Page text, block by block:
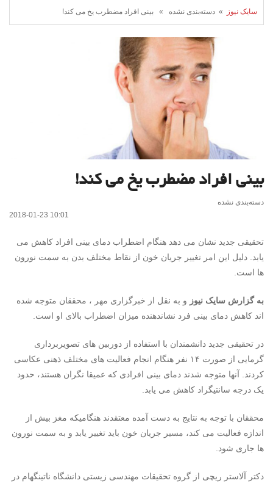
سایک نیوز » دسته‌بندی نشده » بینی افراد مضطرب یخ می کند!
بینی افراد مضطرب یخ می کند!
دسته‌بندی نشده
2018-01-23 10:01
تحقیقی جدید نشان می دهد هنگام اضطراب دمای بینی افراد کاهش می
یابد. دلیل این امر تغییر جریان خون از نقاط مختلف بدن به سمت نورون
ها است.
به گزارش سایک نیوز و به نقل از خبرگزاری مهر ، محققان متوجه شده
اند کاهش دمای بینی فرد نشاندهنده میزان اضطراب بالای او است.
در تحقیقی جدید دانشمندان با استفاده از دوربین های تصویربرداری
گرمایی از صورت ۱۴ نفر هنگام انجام فعالیت های مختلف ذهنی عکاسی
کردند. آنها متوجه شدند دمای بینی افرادی که عمیقا نگران هستند، حدود
یک درجه سانتیگراد کاهش می یابد.
محققان با توجه به نتایج به دست آمده معتقدند هنگامیکه مغز بیش از
اندازه فعالیت می کند، مسیر جریان خون باید تغییر یابد و به سمت نورون
ها جاری شود.
دکتر آلاستر ریچی از گروه تحقیقات مهندسی زیستی دانشگاه ناتینگهام در